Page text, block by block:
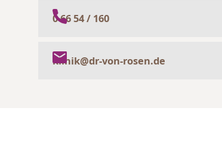
0 66 54 / 160
klinik@dr-von-rosen.de